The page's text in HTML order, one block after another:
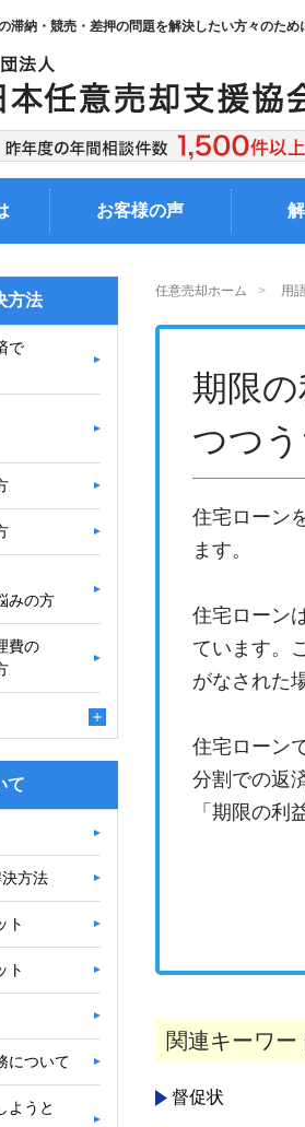
滞納・競売・差押の問題を解決したい方々のため
任意売却と残債務に
る
ご相談者様の統計グ
官が
住宅ローンを
滞納・延滞すると
お客様の声
アクセス
私たちの取り組み
任意売却ホーム 用
期限
つつう
住宅ローン
ます。
住宅ローン
ています。
がなされた
住宅ローン
分割での返
「期限の利
関連キーワー
督促状
方法
で
みの方
費の
て
方法
ト
ト
について
ようと